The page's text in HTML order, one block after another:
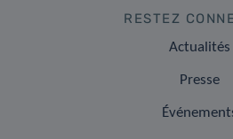
RESTEZ
Actualités
Presse